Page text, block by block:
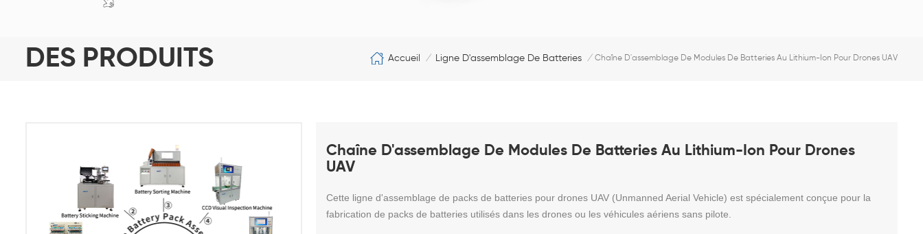
DES PRODUITS Accueil / Ligne D'assemblage De Batteries / Chaîne D'assemblage De Modules De Batteries Au Lithium-Ion Pour Drones UAV
Chaîne D'assemblage De Modules De Batteries Au Lithium-Ion Pour Drones
UAV
Cette ligne d'assemblage de packs de batteries pour drones UAV (Unmanned Aerial Vehicle) est spécialement conçue pour la
fabrication de packs de batteries utilisés dans les drones ou les véhicules aériens sans pilote.